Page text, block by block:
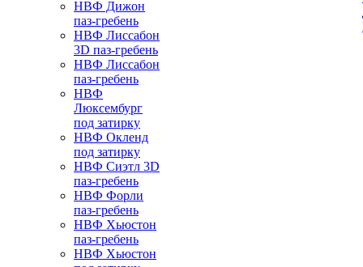
НВФ Дижон
паз-гребень
НВФ Лиссабон
3D паз-гребень
НВФ Лиссабон
паз-гребень
НВФ
Люксембург
под затирку
НВФ Окленд
под затирку
НВФ Сиэтл 3D
паз-гребень
НВФ Форли
паз-гребень
НВФ Хьюстон
паз-гребень
НВФ Хьюстон